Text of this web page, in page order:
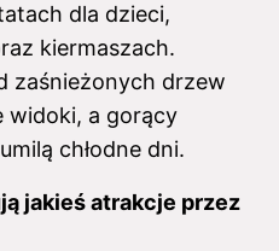
dla dzieci,
kiermaszach.
zaśnieżonych drzew
widoki, a gorący
chłodne dni.
jakieś atrakcje przez